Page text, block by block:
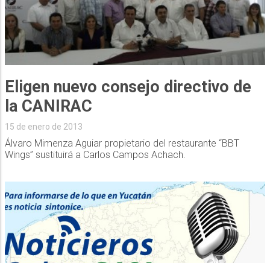
Eligen nuevo consejo directivo de
la CANIRAC
15 de enero de 2013
Álvaro Mimenza Aguiar propietario del restaurante “BBT
Wings” sustituirá a Carlos Campos Achach.